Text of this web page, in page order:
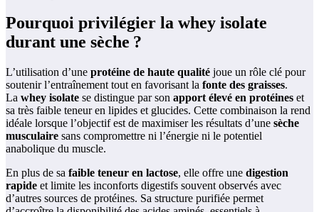
Pourquoi privilégier la whey isolate
durant une sèche ?
L’utilisation d’une protéine de haute qualité joue un rôle clé pour
soutenir l’entraînement tout en favorisant la fonte des graisses.
La whey isolate se distingue par son apport élevé en protéines et
sa très faible teneur en lipides et glucides. Cette combinaison la rend
idéale lorsque l’objectif est de maximiser les résultats d’une sèche
musculaire sans compromettre ni l’énergie ni le potentiel
anabolique du muscle.
En plus de sa faible teneur en lactose, elle offre une digestion
rapide et limite les inconforts digestifs souvent observés avec
d’autres sources de protéines. Sa structure purifiée permet